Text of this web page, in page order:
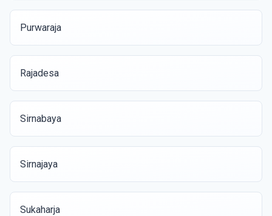
Purwaraja
Rajadesa
Sirnabaya
Sirnajaya
Sukaharja